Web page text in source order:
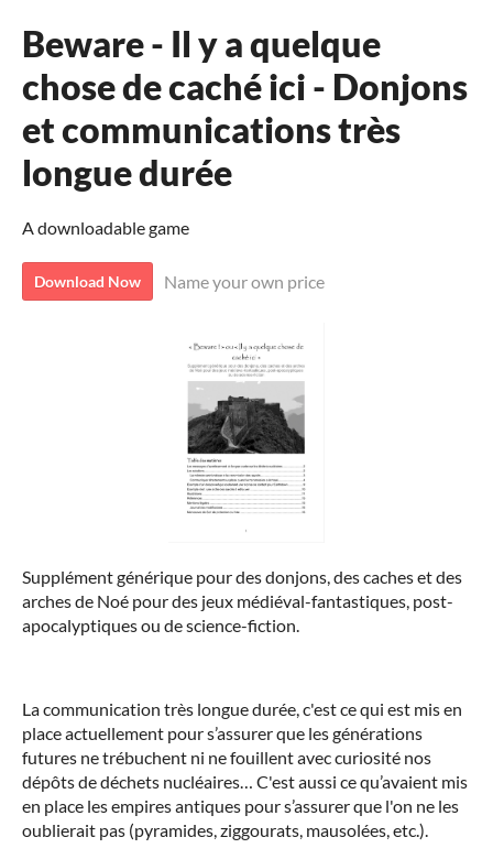
Beware - Il y a quelque
chose de caché ici - Donjons
et communications très
longue durée
A downloadable game
Download Now Name your own price
Supplément générique pour des donjons, des caches et des
arches de Noé pour des jeux médiéval-fantastiques, post-
apocalyptiques ou de science-fiction.
La communication très longue durée, c'est ce qui est mis en
place actuellement pour s’assurer que les générations
futures ne trébuchent ni ne fouillent avec curiosité nos
dépôts de déchets nucléaires… C'est aussi ce qu’avaient mis
en place les empires antiques pour s’assurer que l'on ne les
oublierait pas (pyramides, ziggourats, mausolées, etc.).